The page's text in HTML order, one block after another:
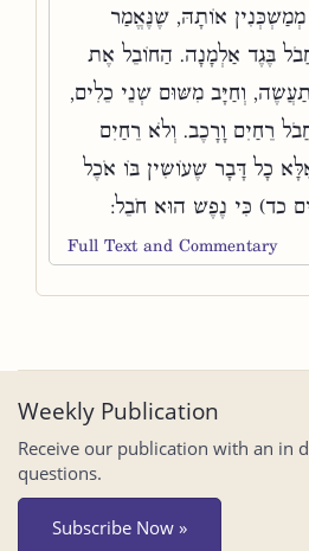
אוֹתָהּ, שֶׁנֶּאֱמַר
בֶּגֶד אַלְמָנָה. הַחוֹבֵל אֶת
וְחַיָּב מִשּׁוּם שְׁנֵי כֵלִים,
רֵחַיִם וָרָכֶב. וְלֹא רֵחַיִם
כָל דָּבָר שֶׁעוֹשִׂין בּוֹ אֹכֶל
כד) כִּי נֶפֶשׁ הוּא חֹבֵל:
Full Text and Commentary
Weekly Publication
Receive our publication with an in
questions.
Subscribe Now »